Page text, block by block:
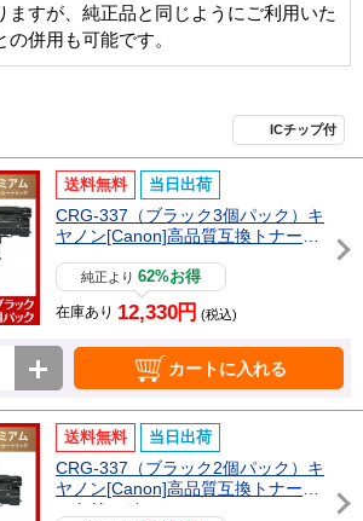
ますが、純正品と同じようにご利用いた
併用も可能です。
ICチップ付
送料無料 当日出荷
CRG-337（ブラック3個パック）キ
ヤノン[Canon]高品質互換トナーカ
純正より62%お得
在庫あり 12,330円 (税込)
カートに入れる
送料無料 当日出荷
CRG-337（ブラック2個パック）キ
ヤノン[Canon]高品質互換トナーカ
ートリッジ